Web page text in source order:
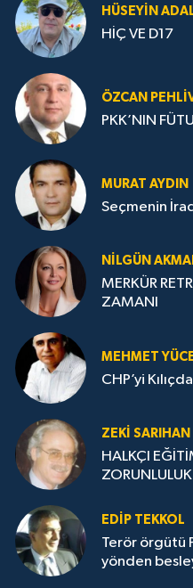
HÜSEYIN
HİÇ VE D17
ÖZCAN
PKK’NIN
MURAT AYDIN
Seçmenin
NILGÜN
MERKÜR
ZAMANI
MEHMET
CHP’yi
ZEKI SARIHAN
HALKÇI
EDIP TEKKOL
Terör örgütü
yönden